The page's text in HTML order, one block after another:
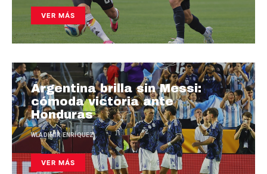
VER MÁS
Argentina brilla sin Messi:
cómoda victoria ante
Honduras
WLADIMIR ENRÍQUEZ
VER MÁS